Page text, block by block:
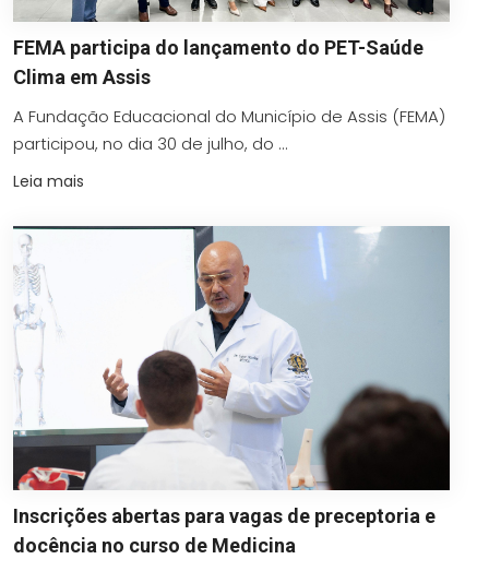
FEMA participa do lançamento do PET-Saúde
Clima em Assis
A Fundação Educacional do Município de Assis (FEMA)
participou, no dia 30 de julho, do ...
Leia mais
Inscrições abertas para vagas de preceptoria e
docência no curso de Medicina